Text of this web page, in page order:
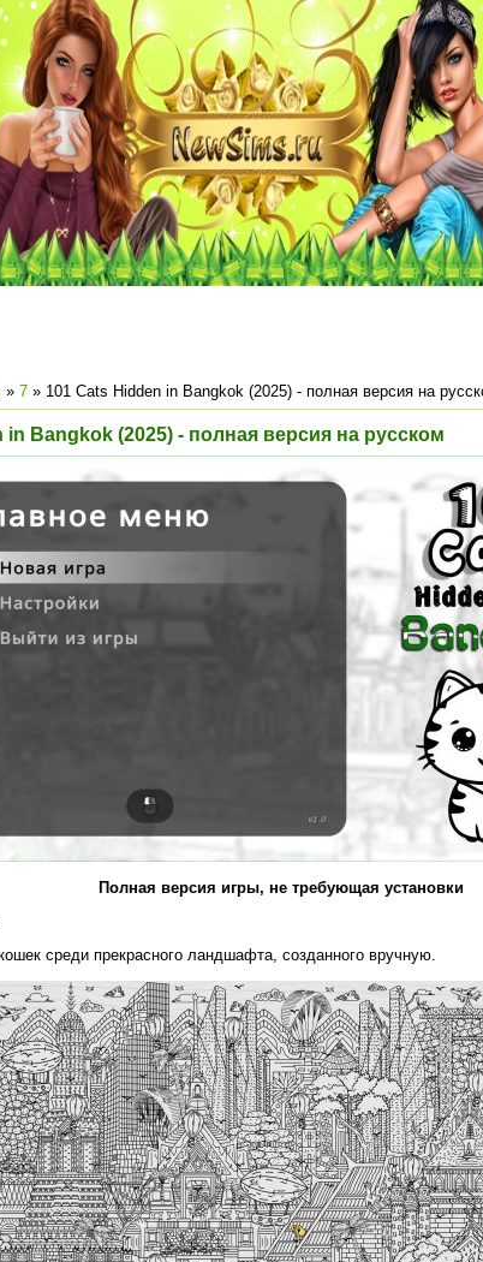
» 7 » 101 Cats Hidden in Bangkok (2025) - полная версия на
in Bangkok (2025) - полная версия на русском
Полная версия игры, не требующая установки
среди прекрасного ландшафта, созданного вручную.